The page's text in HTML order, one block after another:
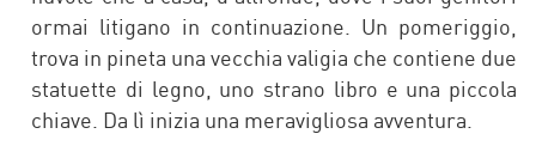
ormai litigano in continuazione. Un pomeriggio,
trova in pineta una vecchia valigia che contiene due
statuette di legno, uno strano libro e una piccola
chiave. Da lì inizia una meravigliosa avventura.